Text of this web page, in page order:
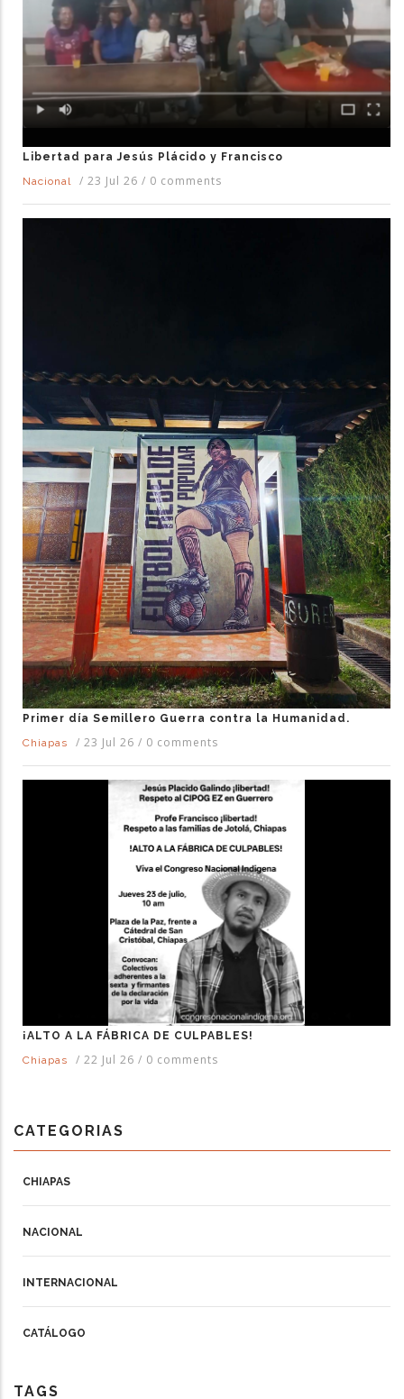
Libertad para Jesús Plácido y Francisco
Nacional
/ 23 Jul 26 / 0 comments
Primer día Semillero Guerra contra la Humanidad.
Chiapas
/ 23 Jul 26 / 0 comments
¡ALTO A LA FÁBRICA DE CULPABLES!
Chiapas
/ 22 Jul 26 / 0 comments
CATEGORIAS
CHIAPAS
NACIONAL
INTERNACIONAL
CATÁLOGO
TAGS